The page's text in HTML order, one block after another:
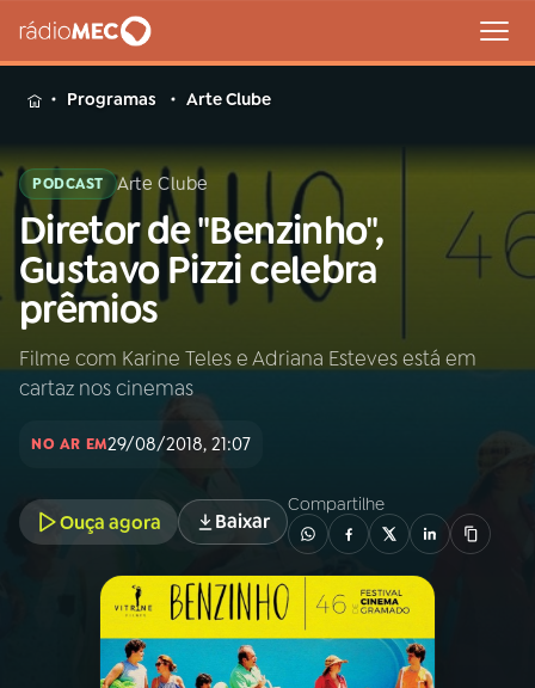
MENU
Buscar
na
Rádio
MEC
Buscar
Início AO VIVO
INÍCIO
A RÁDIO
PROGRAMAÇÃO
PROGRAMAS
Programas Arte Clube
PODCAST Arte Clube
Diretor de "Benzinho",
Gustavo Pizzi celebra
prêmios
Filme com Karine Teles e Adriana Esteves está em
cartaz nos cinemas
NO AR EM29/08/2018, 21:07
Ouça agora Baixar
Compartilhe